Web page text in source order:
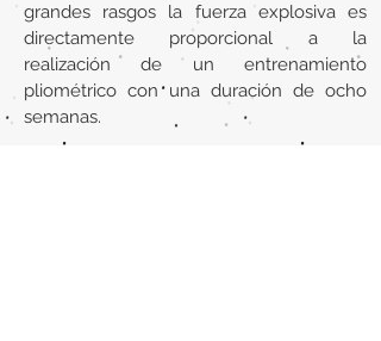
grandes rasgos la fuerza explosiva es
directamente proporcional a la
realización de un entrenamiento
pliométrico con una duración de ocho
semanas.